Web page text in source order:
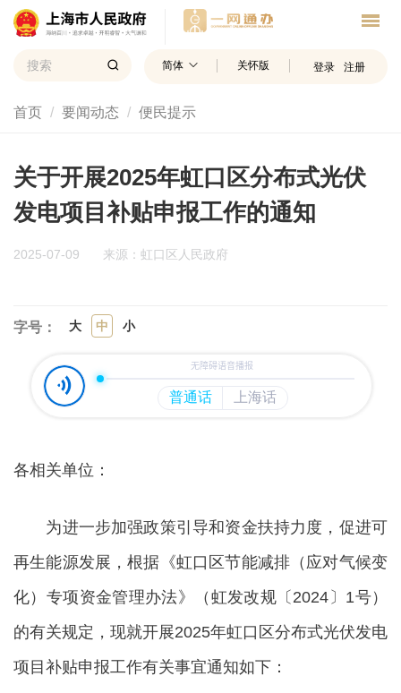
简体 关怀版 登录 注册
首页 要闻动态 便民提示
关于开展2025年虹口区分布式光伏
发电项目补贴申报工作的通知
2025-07-09 来源：虹口区人民政府
字号： 大 中 小
各相关单位：
为进一步加强政策引导和资金扶持力度，促进可
再生能源发展，根据《虹口区节能减排（应对气候变
化）专项资金管理办法》（虹发改规〔2024〕1号）
的有关规定，现就开展2025年虹口区分布式光伏发电
项目补贴申报工作有关事宜通知如下：